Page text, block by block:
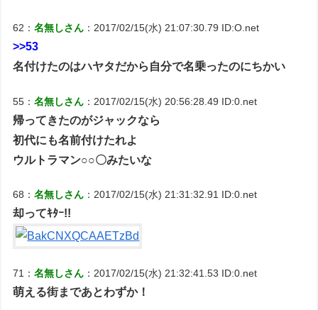
62：名無しさん ：2017/02/15(水) 21:07:30.79 ID:O.net
>>53
名付けたのはハヤタだから自分で名乗ったのにちかい
55：名無しさん ：2017/02/15(水) 20:56:28.49 ID:0.net
帰ってきたのがジャックなら
初代にも名前付けたれよ
ウルトラマン○○〇みたいな
68：名無しさん ：2017/02/15(水) 21:31:32.91 ID:0.net
却ってｷﾀｰ!!
71：名無しさん ：2017/02/15(水) 21:32:41.53 ID:0.net
萌える街まであとわずか！